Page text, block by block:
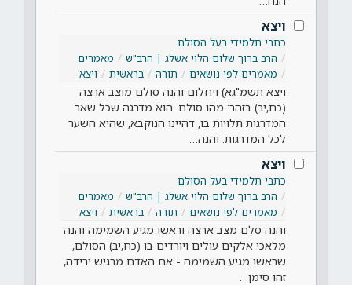
ויצא
כתבי תלמידי בעל הסולם
הרב ברוך שלום הלוי אשלג | הרב"ש
מאמרים
מאמרים לפי נושאים
תורה בראשית ויצא
ויצא תשמ"גא) ויחלום והנה סולם מוצב ארצה
(כח,יב) בזהר: מהו סולם. הוא מדרגה שכל שאר
המדרגות תלויות בו, דהיינו הנוקבא, שהיא השער
לכל המדרגות. והנה…
ויצא
כתבי תלמידי בעל הסולם
הרב ברוך שלום הלוי אשלג | הרב"ש
מאמרים
מאמרים לפי נושאים
תורה בראשית ויצא
והנה סלם מצב ארצה וראשו מגיע השמימה והנה
מלאכי אלקים עולים ויורדים בו (כח,יב) הסולם,
שראשו מגיע השמימה - אם האדם מרגיש ירידה,
זהו סימן…